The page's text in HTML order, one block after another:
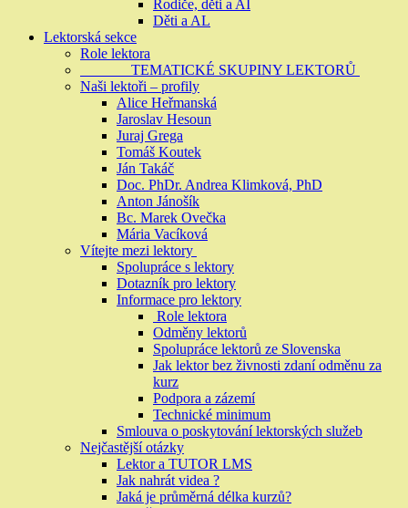
Rodiče, děti a AI
Děti a AL
Lektorská sekce
Role lektora
TEMATICKÉ SKUPINY LEKTORŮ
Naši lektoři – profily
Alice Heřmanská
Jaroslav Hesoun
Juraj Grega
Tomáš Koutek
Ján Takáč
Doc. PhDr. Andrea Klimková, PhD
Anton Jánošík
Bc. Marek Ovečka
Mária Vacíková
Vítejte mezi lektory
Spolupráce s lektory
Dotazník pro lektory
Informace pro lektory
Role lektora
Odměny lektorů
Spolupráce lektorů ze Slovenska
Jak lektor bez živnosti zdaní odměnu za
kurz
Podpora a zázemí
Technické minimum
Smlouva o poskytování lektorských služeb
Nejčastější otázky
Lektor a TUTOR LMS
Jak nahrát videa ?
Jaká je průměrná délka kurzů?